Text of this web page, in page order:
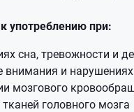
употреблению при:
сна, тревожности и
внимания и
мозгового
головного мозга